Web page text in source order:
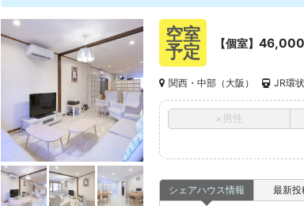
空室
予定
【個室】 46,000
関西・中部（大阪） JR環
×男性
シェアハウス情報 最新投